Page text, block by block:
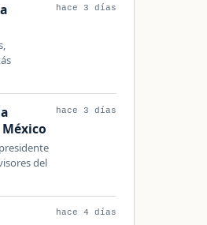
hace 3 días
del
hace 3 días
hace 4 días